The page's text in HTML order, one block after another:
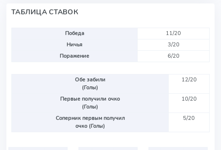
ТАБЛИЦА СТАВОК
Победа
11/20
Ничья
3/20
Поражение
6/20
Обе забили
(Голы)
12/20
Первые получили очко
(Голы)
10/20
Соперник первым получил
очко (Голы)
5/20